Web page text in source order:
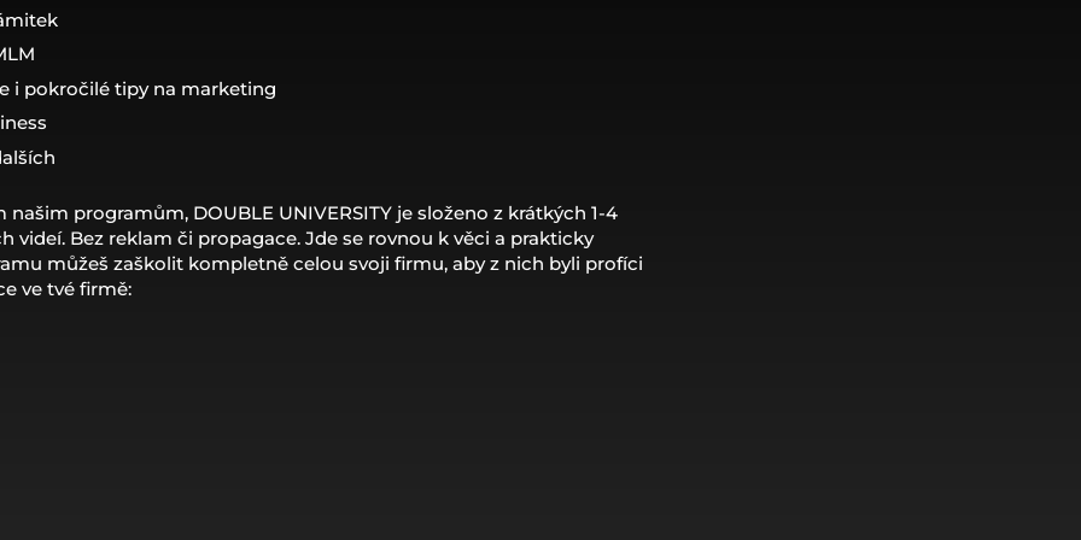
i pokročilé tipy na marketing
programům, DOUBLE UNIVERSITY je složeno z krátkých 1-4
videí. Bez reklam či propagace. Jde se rovnou k věci a prakticky
můžeš zaškolit kompletně celou svoji firmu, aby z nich byli profíci
ve tvé firmě: